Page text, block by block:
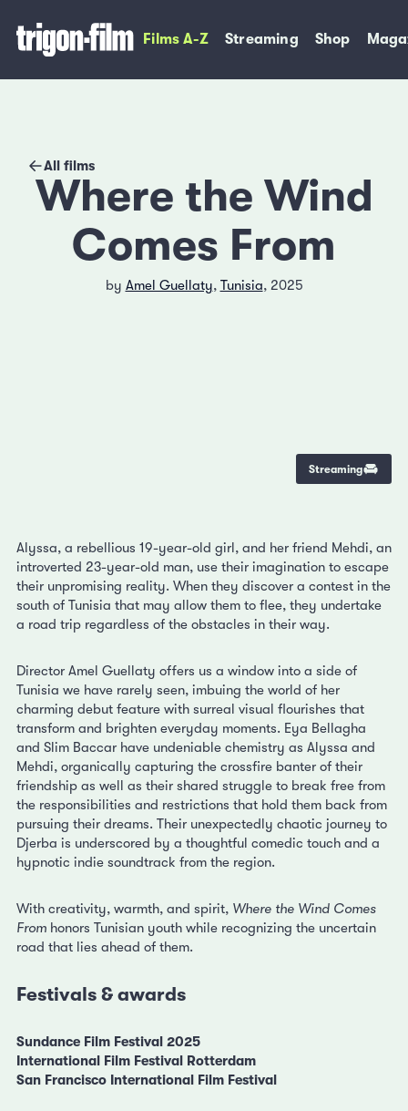
Films A-Z Streaming Shop
All films
Where the Wind
Comes From
by Amel Guellaty, Tunisia, 2025
Streaming
Alyssa, a rebellious 19-year-old girl, and her friend Mehdi, an
introverted 23-year-old man, use their imagination to escape
their unpromising reality. When they discover a contest in the
south of Tunisia that may allow them to flee, they undertake
a road trip regardless of the obstacles in their way.
Director Amel Guellaty offers us a window into a side of
Tunisia we have rarely seen, imbuing the world of her
charming debut feature with surreal visual flourishes that
transform and brighten everyday moments. Eya Bellagha
and Slim Baccar have undeniable chemistry as Alyssa and
Mehdi, organically capturing the crossfire banter of their
friendship as well as their shared struggle to break free from
the responsibilities and restrictions that hold them back from
pursuing their dreams. Their unexpectedly chaotic journey to
Djerba is underscored by a thoughtful comedic touch and a
hypnotic indie soundtrack from the region.
With creativity, warmth, and spirit, Where the Wind Comes
From honors Tunisian youth while recognizing the uncertain
road that lies ahead of them.
Festivals & awards
Sundance Film Festival 2025
International Film Festival Rotterdam
San Francisco International Film Festival